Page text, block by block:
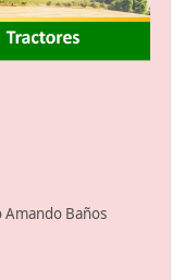
Baños